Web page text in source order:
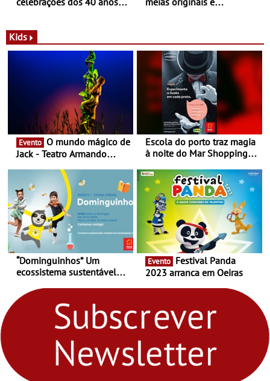
Novas - Edição limitada
Nespresso x Torres Novas
Shopping
Kids
Evento
Jack - Teatro Armando
Escola do porto traz magia
à noite do Mar Shopping
29 de abril, às 21h00
“Dominguinhos” Um
ecossistema sustentável
fores - Atelier de Educação
Ambiental nos
“Dominguinhos” de 23 de
Evento
2023 arranca em Oeiras